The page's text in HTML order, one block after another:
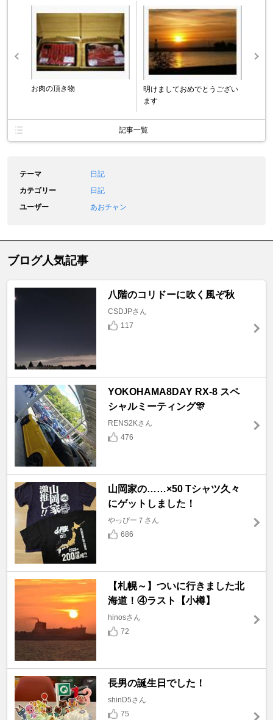
お肉の頂き物
明けましておめでとうござい
ます
記事一覧
テーマ
日記
カテゴリー
日記
ユーザー
あおチャン
ブログ人気記事
八階のコリドーに吹く風ぞ秋
CSDJPさん
117
YOKOHAMA8DAY RX-8 スペ
シャルミーティング🎊
RENS2Kさん
476
山岡家の……×50 Tシャツ久々
にゲットしました！
やっぴー７さん
686
【札幌～】ついに行きました北
海道！④ラスト【小樽】
hinosさん
72
長男の誕生日でした！
shinD5さん
75